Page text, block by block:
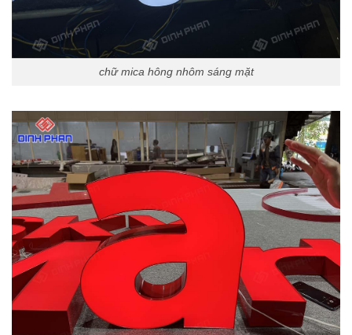
chữ mica hông nhôm sáng mặt